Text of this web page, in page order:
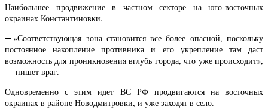
Наибольшее продвижение в частном секторе на юго-восточных
окраинах Константиновки.
➖»Соответствующая зона становится все более опасной, поскольку
постоянное накопление противника и его укрепление там даст
возможность для проникновения вглубь города, что уже происходит»,
— пишет враг.
Одновременно с этим идет ВС РФ продвигаются на восточных
окраинах в районе Новодмитровки, и уже заходят в село.